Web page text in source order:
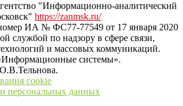
"Информационно-аналитический
https://zanmsk.ru/
ИА № ФС77-77549 от 17 января 2020
службой по надзору в сфере связи,
и массовых коммуникаций.
системы».
cookie
персональных данных